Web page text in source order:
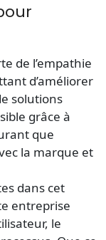
de l’empathie
d’améliorer
solutions
grâce à
que
la marque et
dans cet
entreprise
le